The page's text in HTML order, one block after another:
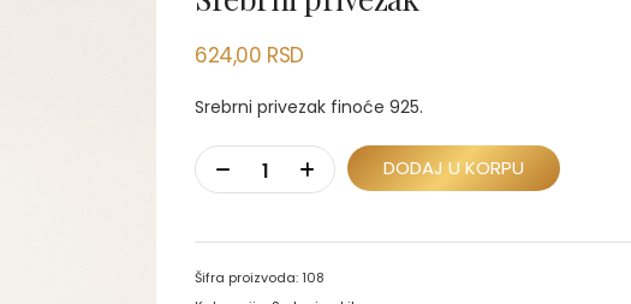
624,00 RSD
Srebrni privezak finoće 925.
DODAJ U KORPU
Šifra proizvoda:108